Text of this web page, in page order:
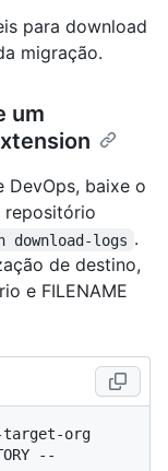
para download
migração.
um
DevOps, baixe o
repositório
download-logs .
de destino,
e FILENAME
target-org
--